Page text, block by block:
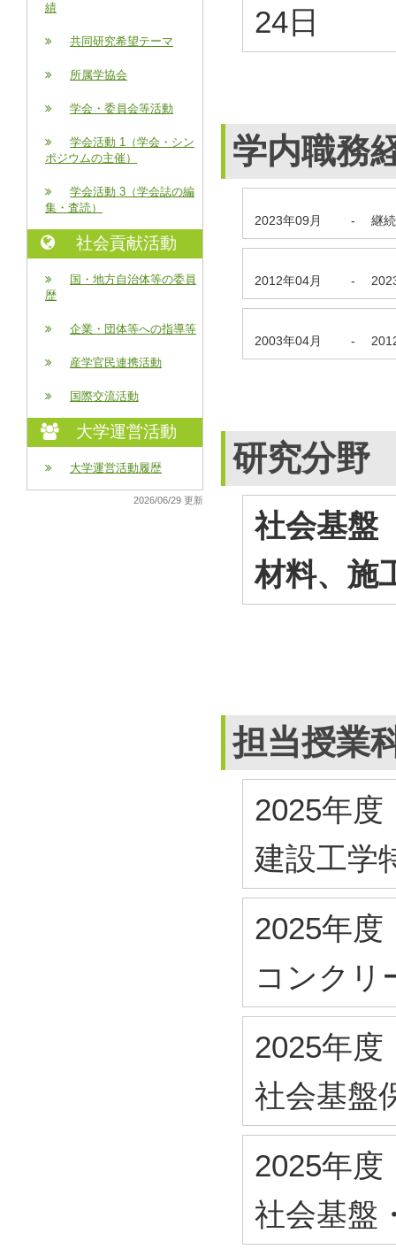
績
共同研究希望テーマ
所属学協会
学会・委員会等活動
学会活動 1（学会・シン
ポジウムの主催）
学会活動 3（学会誌の編
集・査読）
社会貢献活動
国・地方自治体等の委員
歴
企業・団体等への指導等
産学官民連携活動
国際交流活動
大学運営活動
大学運営活動履歴
2026/06/29 更新
24日
学内職務
2023年09月 - 継
2012年04月 -
2003年04月 -
研究分野
社会基盤
材料、施
担当授業
2025年度
建設工学
2025年度
コンクリ
2025年度
社会基盤
2025年度
社会基盤